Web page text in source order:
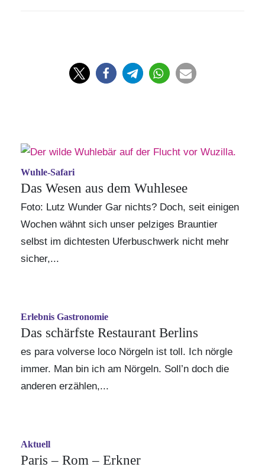
Wuhle-Safari
Das Wesen aus dem Wuhlesee
Foto: Lutz Wunder Gar nichts? Doch, seit einigen
Wochen wähnt sich unser pelziges Brauntier
selbst im dichtesten Uferbuschwerk nicht mehr
sicher,...
Erlebnis Gastronomie
Das schärfste Restaurant Berlins
es para volverse loco Nörgeln ist toll. Ich nörgle
immer. Man bin ich am Nörgeln. Soll’n doch die
anderen erzählen,...
Aktuell
Paris – Rom – Erkner